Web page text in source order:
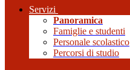
Servizi
Panoramica
Famiglie e studenti
Personale scolastico
Percorsi di studio